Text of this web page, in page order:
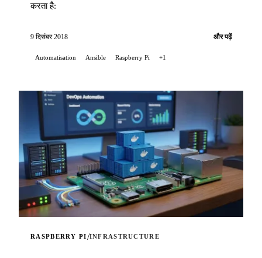
करता है:
9 दिसंबर 2018 और पढ़ें
Automatisation Ansible Raspberry Pi +1
RASPBERRY PI/INFRASTRUCTURE